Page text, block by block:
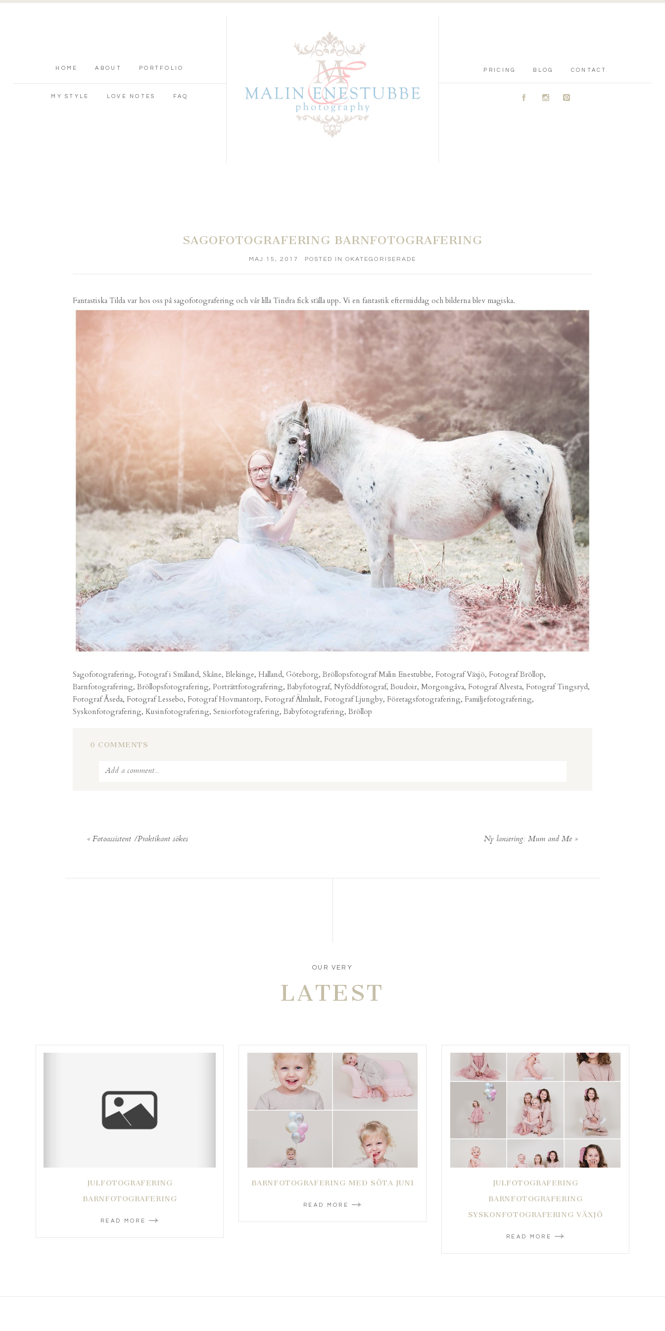
HOME ABOUT PORTFOLIO
MY STYLE LOVE NOTES FAQ
PRICING BLOG CONTACT
A C D
SAGOFOTOGRAFERING BARNFOTOGRAFERING
MAJ 15, 2017 POSTED INOKATEGORISERADE
Fantastiska Tilda var hos oss på sagofotografering och vår lilla Tindra fick ställa upp. Vi en fantastik eftermiddag och bilderna blev magiska.
Sagofotografering, Fotograf i Småland, Skåne, Blekinge, Halland, Göteborg, Bröllopsfotograf Malin Enestubbe, Fotograf Växjö, Fotograf Bröllop,
Barnfotografering, Bröllopsfotografering, Porträttfotografering, Babyfotograf, Nyföddfotograf, Boudoir, Morgongåva, Fotograf Alvesta, Fotograf Tingsryd,
Fotograf Åseda, Fotograf Lessebo, Fotograf Hovmantorp, Fotograf Älmhult, Fotograf Ljungby, Företagsfotografering, Familjefotografering,
Syskonfotografering, Kusinfotografering, Seniorfotografering, Babyfotografering, Bröllop
0 COMMENTS
Add a comment...
«Fotoassistent /Praktikant sökes Ny lansering: Mum and Me »
OUR VERY
LATEST
JULFOTOGRAFERING
BARNFOTOGRAFERING
READ MORE
BARNFOTOGRAFERING MED SÖTA JUNI
READ MORE
JULFOTOGRAFERING
BARNFOTOGRAFERING
SYSKONFOTOGRAFERING VÄXJÖ
READ MORE